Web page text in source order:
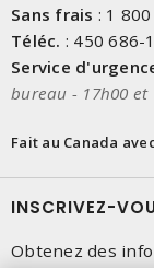
Sans frais : 1
Téléc. : 450 686-
Service
bureau - 17h00 et
Fait au Canada
INSCRIVEZ-
Obtenez des